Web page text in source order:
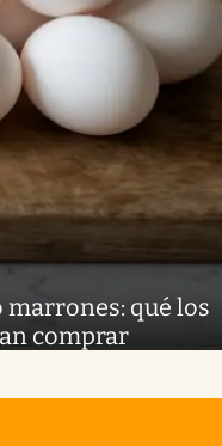
marrones: qué los
comprar